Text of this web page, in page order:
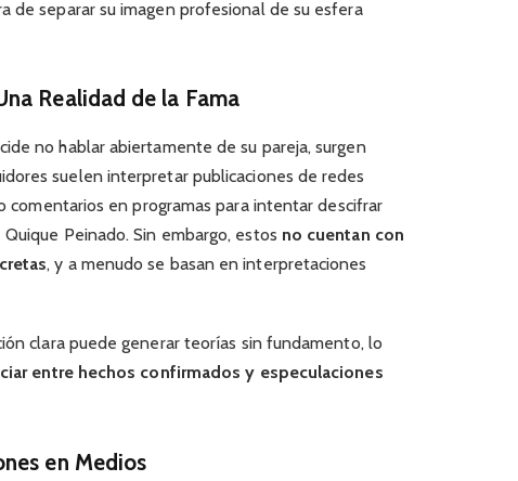
de separar su imagen profesional de su esfera
Realidad de la Fama
no hablar abiertamente de su pareja, surgen
suelen interpretar publicaciones de redes
comentarios en programas para intentar descifrar
Peinado. Sin embargo, estos no cuentan con
, y a menudo se basan en interpretaciones
clara puede generar teorías sin fundamento, lo
entre hechos confirmados y especulaciones
en Medios